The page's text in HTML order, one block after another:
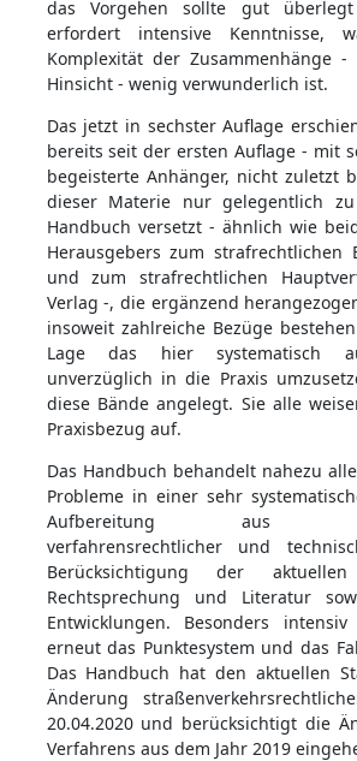
das Vorgehen sollte gut
erfordert intensive Kenntnisse,
Komplexität der Zusammenhänge
Hinsicht - wenig verwunderlich ist.
Das jetzt in sechster Auflage
bereits seit der ersten Auflage - mit
begeisterte Anhänger, nicht zuletzt
dieser Materie nur gelegentlich
Handbuch versetzt - ähnlich wie
Herausgebers zum strafrechtlichen
und zum strafrechtlichen
Verlag -, die ergänzend
insoweit zahlreiche Bezüge
Lage das hier systematisch
unverzüglich in die Praxis
diese Bände angelegt. Sie alle
Praxisbezug auf.
Das Handbuch behandelt nahezu
Probleme in einer sehr
Aufbereitung aus
verfahrensrechtlicher und
Berücksichtigung der
Rechtsprechung und Literatur
Entwicklungen. Besonders
erneut das Punktesystem und das
Das Handbuch hat den aktuellen
Änderung
20.04.2020 und berücksichtigt die
Verfahrens aus dem Jahr 2019